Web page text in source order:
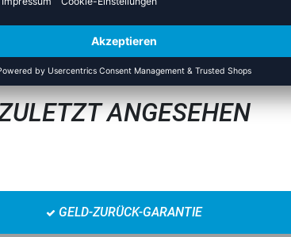
für deine Freizeitspiele. Die Kombination aus
kannst. Eine gute Wahl für alle, die den
ANGESEHEN
GELD-ZURÜCK-GARANTIE